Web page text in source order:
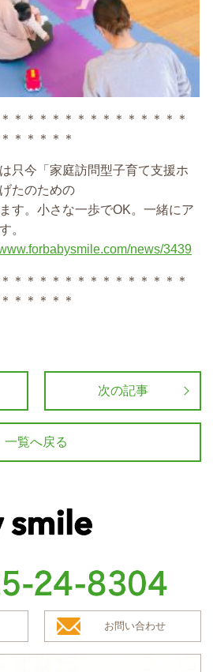
＊＊＊＊＊＊＊＊＊＊＊＊＊＊
＊＊＊＊＊
只今「家庭訪問型子育て支援ホ
たのための
す。小さな一歩でOK。一緒にア
。
news/3439
＊＊＊＊＊＊＊＊＊＊＊＊＊＊
＊＊＊＊＊
次の記事
一覧へ戻る
お問い合わせ